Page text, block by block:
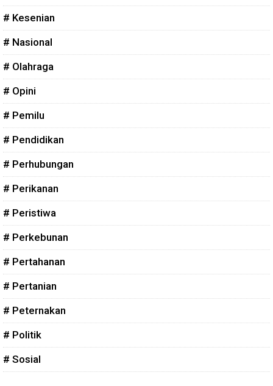
# Kesenian
# Nasional
# Olahraga
# Opini
# Pemilu
# Pendidikan
# Perhubungan
# Perikanan
# Peristiwa
# Perkebunan
# Pertahanan
# Pertanian
# Peternakan
# Politik
# Sosial